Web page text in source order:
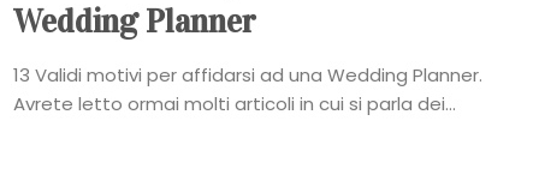
Wedding Planner
13 Validi motivi per affidarsi ad una Wedding Planner.
Avrete letto ormai molti articoli in cui si parla dei...